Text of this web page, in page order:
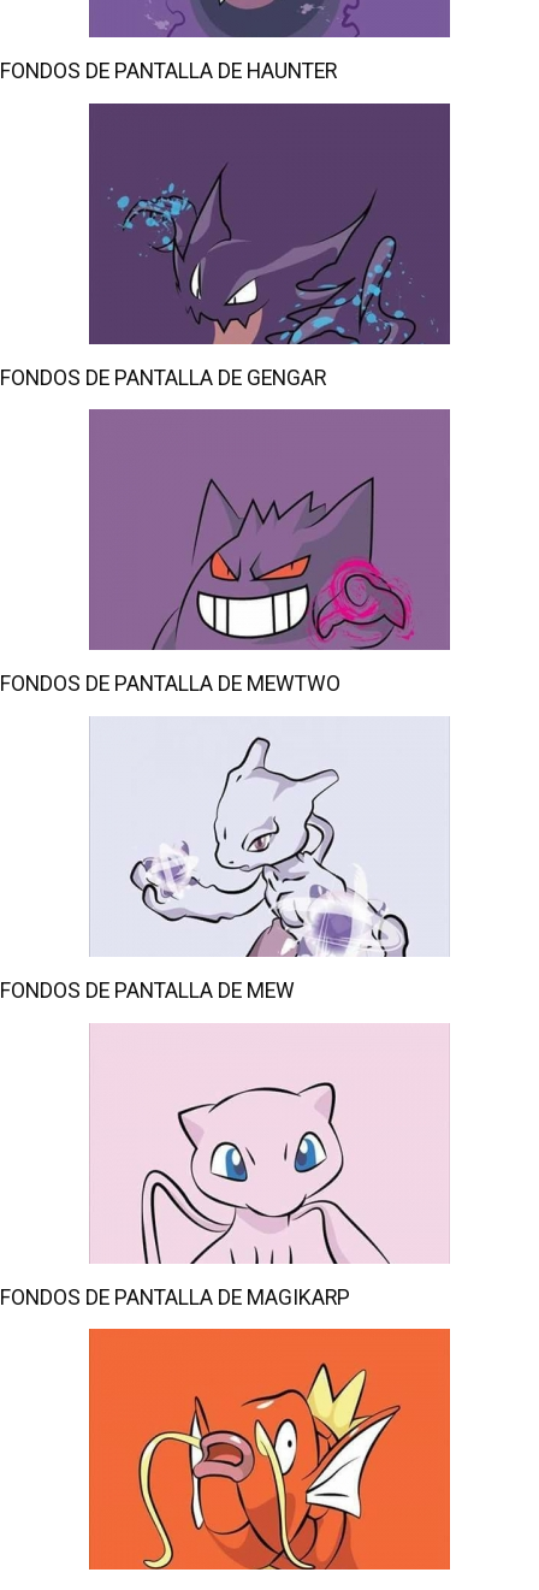
FONDOS DE PANTALLA DE HAUNTER
FONDOS DE PANTALLA DE GENGAR
FONDOS DE PANTALLA DE MEWTWO
FONDOS DE PANTALLA DE MEW
FONDOS DE PANTALLA DE MAGIKARP